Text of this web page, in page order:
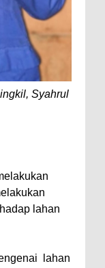
Syahrul
lahan
lahan